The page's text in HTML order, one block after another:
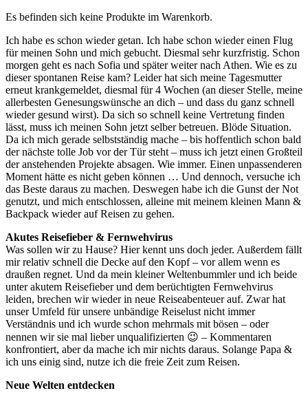
Es befinden sich keine Produkte im Warenkorb.
Ich habe es schon wieder getan. Ich habe schon wieder einen Flug
für meinen Sohn und mich gebucht. Diesmal sehr kurzfristig. Schon
morgen geht es nach Sofia und später weiter nach Athen. Wie es zu
dieser spontanen Reise kam? Leider hat sich meine Tagesmutter
erneut krankgemeldet, diesmal für 4 Wochen (an dieser Stelle, meine
allerbesten Genesungswünsche an dich – und dass du ganz schnell
wieder gesund wirst). Da sich so schnell keine Vertretung finden
lässt, muss ich meinen Sohn jetzt selber betreuen. Blöde Situation.
Da ich mich gerade selbstständig mache – bis hoffentlich schon bald
der nächste tolle Job vor der Tür steht – muss ich jetzt einen Großteil
der anstehenden Projekte absagen. Wie immer. Einen unpassenderen
Moment hätte es nicht geben können … Und dennoch, versuche ich
das Beste daraus zu machen. Deswegen habe ich die Gunst der Not
genutzt, und mich entschlossen, alleine mit meinem kleinen Mann &
Backpack wieder auf Reisen zu gehen.
Akutes Reisefieber & Fernwehvirus
Was sollen wir zu Hause? Hier kennt uns doch jeder. Außerdem fällt
mir relativ schnell die Decke auf den Kopf – vor allem wenn es
draußen regnet. Und da mein kleiner Weltenbummler und ich beide
unter akutem Reisefieber und dem berüchtigten Fernwehvirus
leiden, brechen wir wieder in neue Reiseabenteuer auf. Zwar hat
unser Umfeld für unsere unbändige Reiselust nicht immer
Verständnis und ich wurde schon mehrmals mit bösen – oder
nennen wir sie mal lieber unqualifizierten 😉 – Kommentaren
konfrontiert, aber da mache ich mir nichts daraus. Solange Papa &
ich uns einig sind, nutze ich die freie Zeit zum Reisen.
Neue Welten entdecken